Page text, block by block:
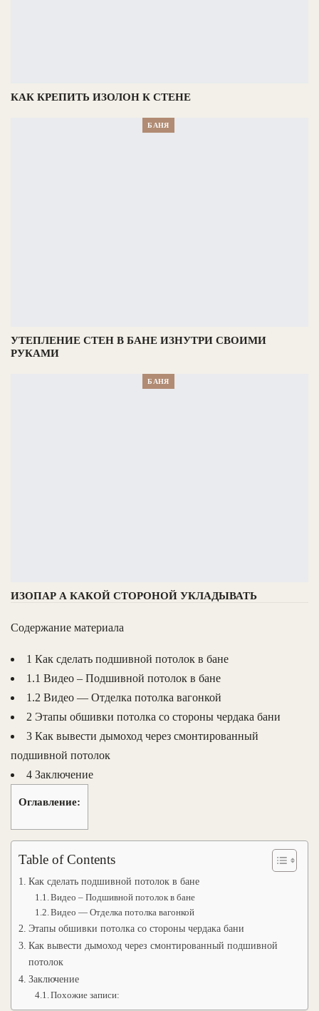
КАК КРЕПИТЬ ИЗОЛОН К СТЕНЕ
БАНЯ
УТЕПЛЕНИЕ СТЕН В БАНЕ ИЗНУТРИ СВОИМИ
РУКАМИ
БАНЯ
ИЗОПАР А КАКОЙ СТОРОНОЙ УКЛАДЫВАТЬ
Содержание материала
1 Как сделать подшивной потолок в бане
1.1 Видео – Подшивной потолок в бане
1.2 Видео — Отделка потолка вагонкой
2 Этапы обшивки потолка со стороны чердака бани
3 Как вывести дымоход через смонтированный
подшивной потолок
4 Заключение
Оглавление:
Table of Contents
Как сделать подшивной потолок в бане
Видео – Подшивной потолок в бане
Видео — Отделка потолка вагонкой
Этапы обшивки потолка со стороны чердака бани
Как вывести дымоход через смонтированный подшивной
потолок
Заключение
Похожие записи: